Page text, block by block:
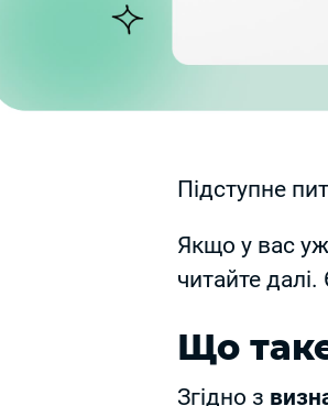
Підступне
Якщо у вас
читайте
Що
Згідно з